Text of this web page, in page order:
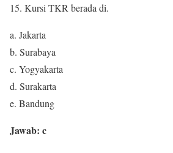
15. Kursi TKR berada di.
a. Jakarta
b. Surabaya
c. Yogyakarta
d. Surakarta
e. Bandung
Jawab: c